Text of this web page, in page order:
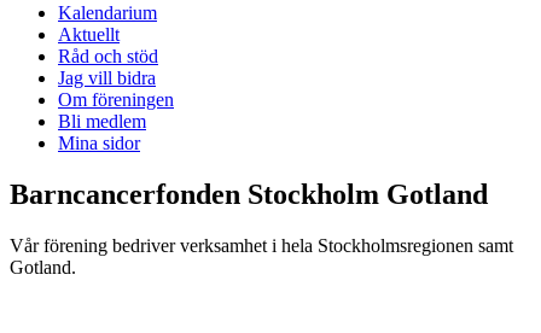
Kalendarium
Aktuellt
Råd och stöd
Jag vill bidra
Om föreningen
Bli medlem
Mina sidor
Barncancerfonden Stockholm Gotland
Vår förening bedriver verksamhet i hela Stockholmsregionen samt
Gotland.